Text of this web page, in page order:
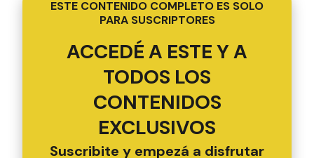
ESTE CONTENIDO COMPLETO ES SOLO
PARA SUSCRIPTORES
ACCEDÉ A ESTE Y A
TODOS LOS
CONTENIDOS
EXCLUSIVOS
Suscribite y empezá a disfrutar